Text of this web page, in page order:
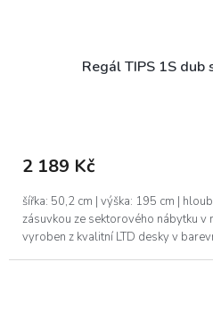
Regál TIPS 1S dub
2 189 Kč
šířka: 50,2 cm | výška: 195 cm |
zásuvkou ze sektorového nábytku
vyroben z kvalitní LTD desky v